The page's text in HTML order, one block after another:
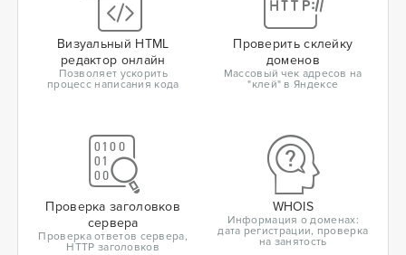
Визуальный HTML
редактор онлайн
Позволяет ускорить
процесс написания кода
Проверить склейку
доменов
Массовый чек адресов на
"клей" в Яндексе
Проверка заголовков
сервера
Проверка ответов сервера,
HTTP заголовков
WHOIS
Информация о доменах:
дата регистрации, проверка
на занятость